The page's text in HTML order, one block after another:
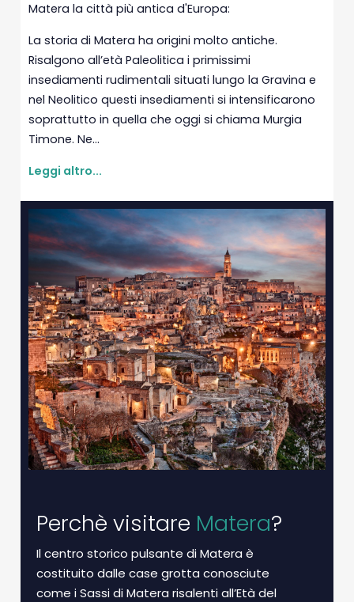
Matera la città più antica d'Europa:
La storia di Matera ha origini molto antiche.
Risalgono all’età Paleolitica i primissimi
insediamenti rudimentali situati lungo la Gravina e
nel Neolitico questi insediamenti si intensificarono
soprattutto in quella che oggi si chiama Murgia
Timone. Ne...
Leggi altro...
Perchè visitare Matera?
Il centro storico pulsante di Matera è
costituito dalle case grotta conosciute
come i Sassi di Matera risalenti all’Età del